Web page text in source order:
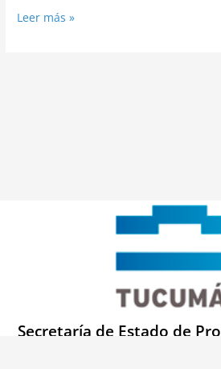
Leer más »
Secretaría de Estado de